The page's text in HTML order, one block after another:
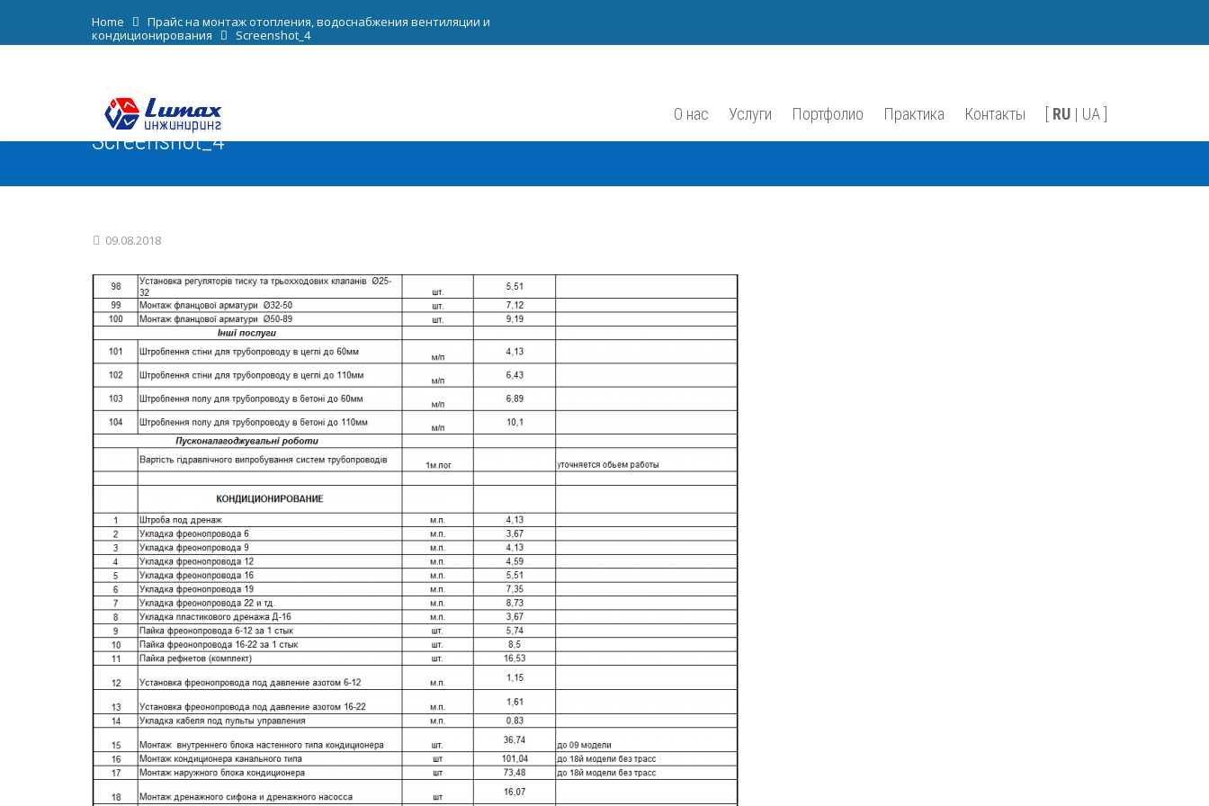
Home
Прайс на монтаж отопления, водоснабжения вентиляции и
кондиционирования
Screenshot_4
О нас Услуги Портфолио Практика Контакты RU | UA
Screenshot_4
09.08.2018